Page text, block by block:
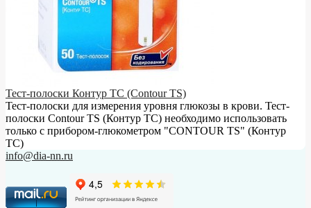
Тест-полоски Контур ТС (Contour TS)
Тест-полоски для измерения уровня глюкозы в крови. Тест-
полоски Contour TS (Контур ТС) необходимо использовать
только с прибором-глюкометром "CONTOUR TS" (Контур
ТС)
info@dia-nn.ru